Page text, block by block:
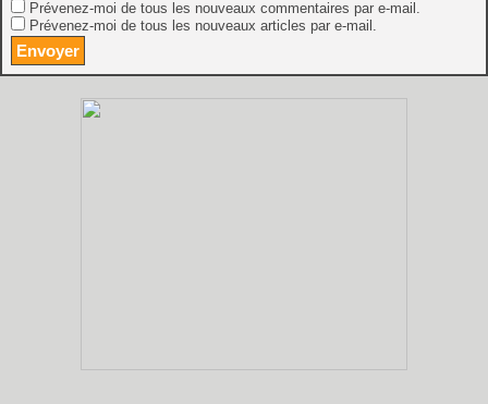
Prévenez-moi de tous les nouveaux commentaires par e-mail.
Prévenez-moi de tous les nouveaux articles par e-mail.